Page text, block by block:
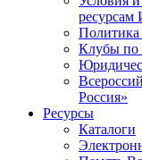
ресурсам
Политика
Клубы по
Россия»
Ресурсы
Каталоги